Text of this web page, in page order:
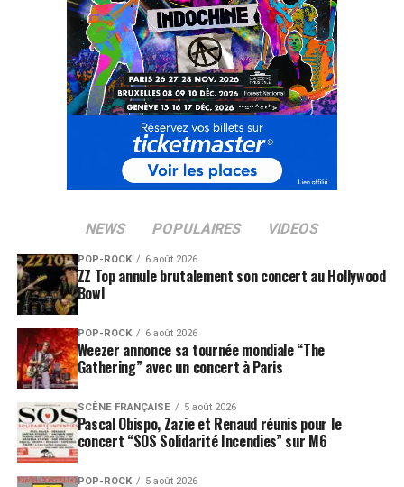
NEWS POPULAIRES VIDEOS
POP-ROCK 6 août 2026
ZZ Top annule brutalement son concert au Hollywood
Bowl
POP-ROCK 6 août 2026
Weezer annonce sa tournée mondiale “The
Gathering” avec un concert à Paris
SCÈNE FRANÇAISE 5 août 2026
Pascal Obispo, Zazie et Renaud réunis pour le
concert “SOS Solidarité Incendies” sur M6
POP-ROCK 5 août 2026